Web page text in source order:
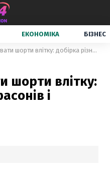
ЕКОНОМІКА БІЗНЕС
З чим поєднувати шорти влітку: добірка різних фасонів і образів
шорти влітку:
і